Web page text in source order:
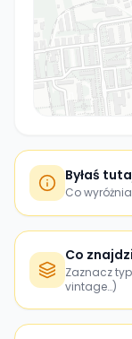
Byłaś
Co
Co
Zaznacz
vintage…)